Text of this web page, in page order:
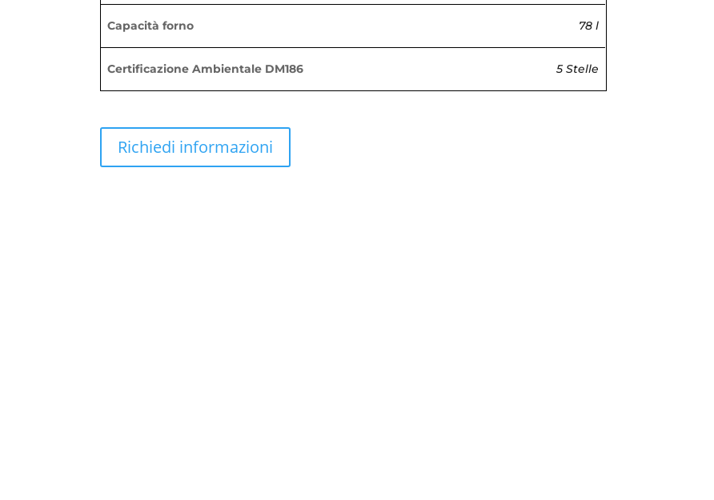
Capacità forno 78 l
Certificazione Ambientale DM186 5 Stelle
Richiedi informazioni